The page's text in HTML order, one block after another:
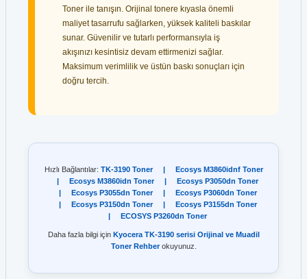
Toner ile tanışın. Orijinal tonere kıyasla önemli
maliyet tasarrufu sağlarken, yüksek kaliteli baskılar
sunar. Güvenilir ve tutarlı performansıyla iş
akışınızı kesintisiz devam ettirmenizi sağlar.
Maksimum verimlilik ve üstün baskı sonuçları için
doğru tercih.
Hızlı Bağlantılar: TK-3190 Toner |
Ecosys M3860idnf Toner
|
Ecosys M3860idn Toner |
Ecosys P3050dn Toner
|
Ecosys P3055dn Toner |
Ecosys P3060dn Toner
|
Ecosys P3150dn Toner |
Ecosys P3155dn Toner
|
ECOSYS P3260dn Toner
Daha fazla bilgi için Kyocera TK-3190 serisi Orijinal ve Muadil
Toner Rehberokuyunuz.